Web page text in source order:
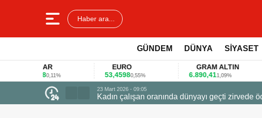
Haber ara...
GÜNDEM DÜNYA SİYASET
0,11%
EURO
53,45980,55%
GRAM ALTIN
6.890,411,09%
ödüle uçtu